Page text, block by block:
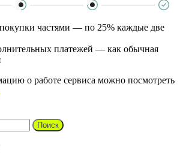
частями — по 25% каждые две
платежей — как обычная
о работе сервиса можно посмотреть
Поиск